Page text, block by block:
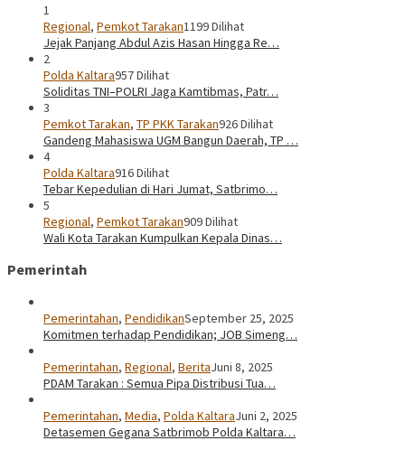
1
Regional, Pemkot Tarakan1199 Dilihat
Jejak Panjang Abdul Azis Hasan Hingga Re…
2
Polda Kaltara957 Dilihat
Soliditas TNI–POLRI Jaga Kamtibmas, Patr…
3
Pemkot Tarakan, TP PKK Tarakan926 Dilihat
Gandeng Mahasiswa UGM Bangun Daerah, TP …
4
Polda Kaltara916 Dilihat
Tebar Kepedulian di Hari Jumat, Satbrimo…
5
Regional, Pemkot Tarakan909 Dilihat
Wali Kota Tarakan Kumpulkan Kepala Dinas…
Pemerintah
Pemerintahan, PendidikanSeptember 25, 2025
Komitmen terhadap Pendidikan; JOB Simeng…
Pemerintahan, Regional, BeritaJuni 8, 2025
PDAM Tarakan : Semua Pipa Distribusi Tua…
Pemerintahan, Media, Polda KaltaraJuni 2, 2025
Detasemen Gegana Satbrimob Polda Kaltara…